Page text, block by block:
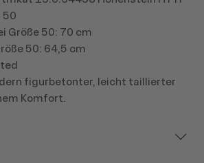
50
Größe 50: 70 cm
50: 64,5 cm
figurbetonter, leicht taillierter
Komfort.